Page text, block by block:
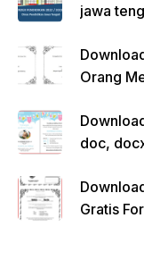
jawa
Orang
doc,
Gratis